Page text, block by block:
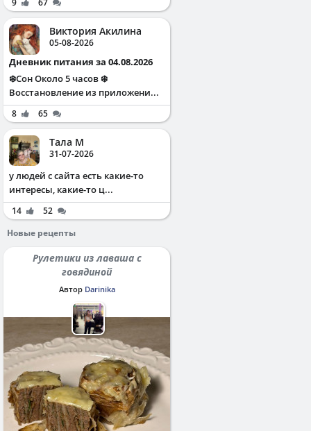
9 67
Виктория Акилина
05-08-2026
Дневник питания за 04.08.2026
❄️Сон Около 5 часов ❄️
Восстановление из приложени...
8 65
Тала М
31-07-2026
у людей с сайта есть какие-то
интересы, какие-то ц...
14
52
Новые рецепты
Рулетики из лаваша с
говядиной
Автор Darinika